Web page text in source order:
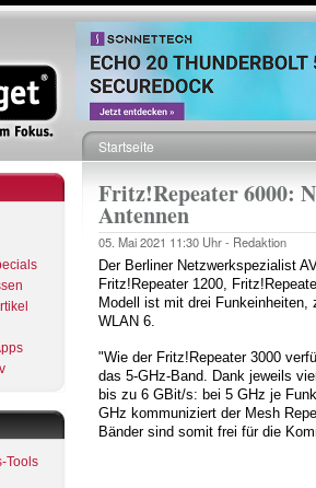
Tools
Pfadnavigation
Startseite
Fritz!Repeater 6000:
Antennen
05. Mai 2021 11:30 Uhr - Redaktion
Der Berliner Netzwerkspezialist
Fritz!Repeater 1200,
Modell ist mit drei
WLAN 6.
"Wie der Fritz!Repeater 3000
das 5-GHz-Band. Dank jeweils
bis zu 6 GBit/s: bei 5 GHz je
GHz kommuniziert der Mesh
Bänder sind somit frei für die